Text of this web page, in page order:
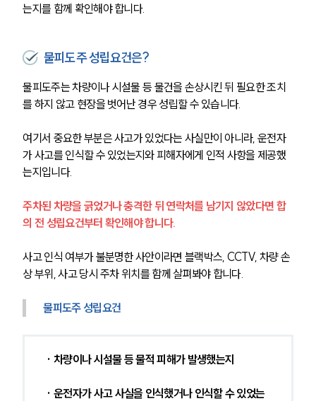
는지를 함께 확인해야 합니다.
물피도주 성립요건은?
물피도주는 차량이나 시설물 등 물건을 손상시킨 뒤 필요한 조치
를 하지 않고 현장을 벗어난 경우 성립할 수 있습니다.
여기서 중요한 부분은 사고가 있었다는 사실만이 아니라, 운전자
가 사고를 인식할 수 있었는지와 피해자에게 인적 사항을 제공했
는지입니다.
주차된 차량을 긁었거나 충격한 뒤 연락처를 남기지 않았다면 합
의 전 성립요건부터 확인해야 합니다.
사고 인식 여부가 불분명한 사안이라면 블랙박스, CCTV, 차량 손
상 부위, 사고 당시 주차 위치를 함께 살펴봐야 합니다.
물피도주 성립요건
· 차량이나 시설물 등 물적 피해가 발생했는지
· 운전자가 사고 사실을 인식했거나 인식할 수 있었는